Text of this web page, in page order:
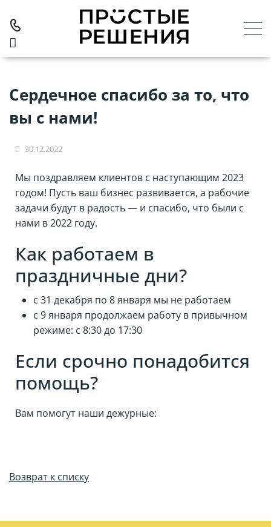
Главная О компании Новости
Сердечное спасибо за то, что
вы с нами!
30.12.2022
Мы поздравляем клиентов с наступающим 2023
годом! Пусть ваш бизнес развивается, а рабочие
задачи будут в радость — и спасибо, что были с
нами в 2022 году.
Как работаем в
праздничные дни?
с 31 декабря по 8 января мы не работаем
с 9 января продолжаем работу в привычном
режиме: с 8:30 до 17:30
Если срочно понадобится
помощь?
Вам помогут наши дежурные:
Возврат к списку